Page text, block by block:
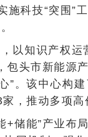
科技“突围”
以知识产权
头市新能源
”。该中心构
，推动多项高
储能”产业布